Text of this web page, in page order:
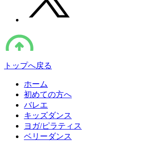
トップへ戻る
ホーム
初めての方へ
バレエ
キッズダンス
ヨガ/ピラティス
ベリーダンス